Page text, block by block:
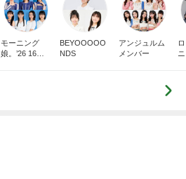
モーニング
娘。’26 16期1
BEYOOOOO
NDS
アンジュルム
メンバー